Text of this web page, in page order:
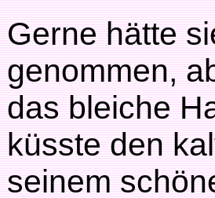
Gerne hätte
genommen,
das bleiche
küsste den
seinem